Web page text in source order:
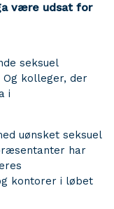
være udsat for
seksuel
kolleger, der
i
uønsket seksuel
har
kontorer i løbet